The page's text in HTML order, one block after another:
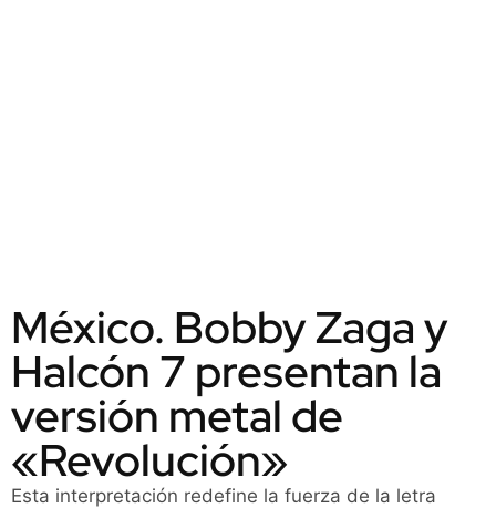
México. Bobby Zaga y
Halcón 7 presentan la
versión metal de
«Revolución»
Esta interpretación redefine la fuerza de la letra